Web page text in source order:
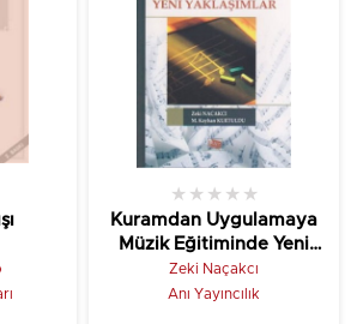
Kuramdan Uygulamaya
Müzik Eğitiminde Yeni
Yaklaşımlar
★ ★ ★ ★ ★
Zeki Naçakcı
Anı Yayıncılık